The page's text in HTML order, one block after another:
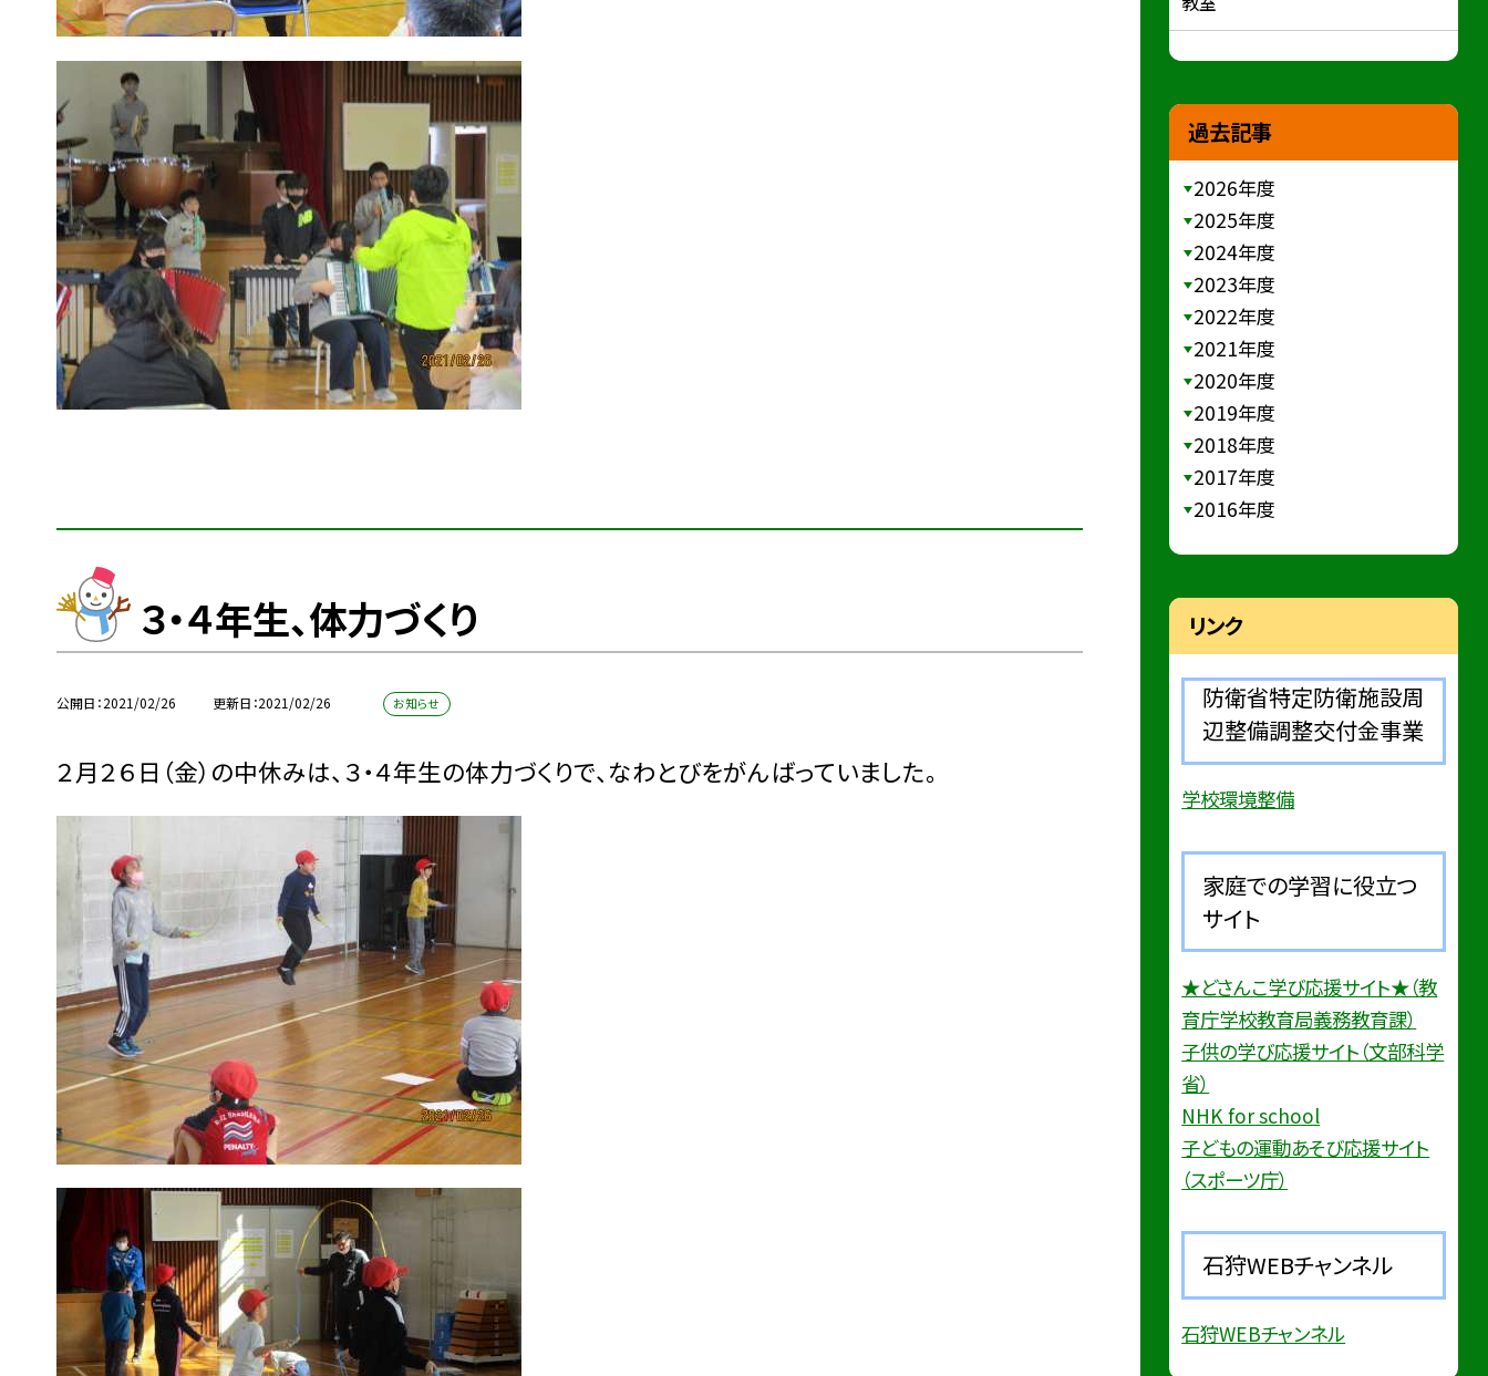
３・４年生、体力づくり
公開日 2021/02/26 更新日 2021/02/26 お知らせ
２月２６日（金）の中休みは、３・４年生の体力づくりで、なわとびをがんばっていました。
過去記事
2026年度
2025年度
2024年度
2023年度
2022年度
2021年度
2020年度
2019年度
2018年度
2017年度
2016年度
リンク
防衛省特定防衛施設周
辺整備調整交付金事業
学校環境整備
家庭での学習に役立つ
サイト
★どさんこ学び応援サイト★（教
育庁学校教育局義務教育課）
子供の学び応援サイト（文部科学
省）
NHK for school
子どもの運動あそび応援サイト
（スポーツ庁）
石狩WEBチャンネル
石狩WEBチャンネル